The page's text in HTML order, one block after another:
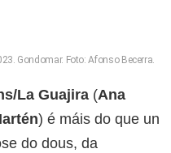
Gondomar. Foto: Afonso Becerra.
La Guajira (Ana
) é máis do que un
do dous, da